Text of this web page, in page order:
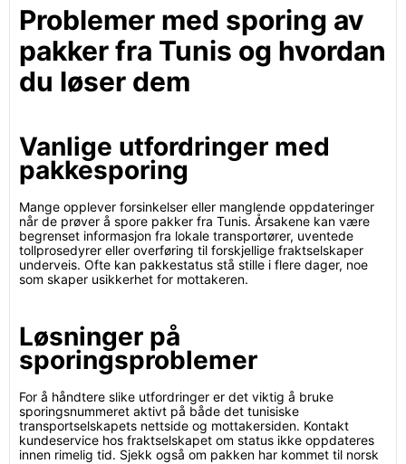
Problemer med sporing av
pakker fra Tunis og hvordan
du løser dem
Vanlige utfordringer med
pakkesporing
Mange opplever forsinkelser eller manglende oppdateringer
når de prøver å spore pakker fra Tunis. Årsakene kan være
begrenset informasjon fra lokale transportører, uventede
tollprosedyrer eller overføring til forskjellige fraktselskaper
underveis. Ofte kan pakkestatus stå stille i flere dager, noe
som skaper usikkerhet for mottakeren.
Løsninger på
sporingsproblemer
For å håndtere slike utfordringer er det viktig å bruke
sporingsnummeret aktivt på både det tunisiske
transportselskapets nettside og mottakersiden. Kontakt
kundeservice hos fraktselskapet om status ikke oppdateres
innen rimelig tid. Sjekk også om pakken har kommet til norsk